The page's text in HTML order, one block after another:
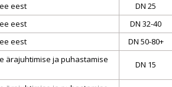
eest
DN 25
eest
DN 32-40
eest
DN 50-80+
ärajuhtimise ja puhastamise
DN 15